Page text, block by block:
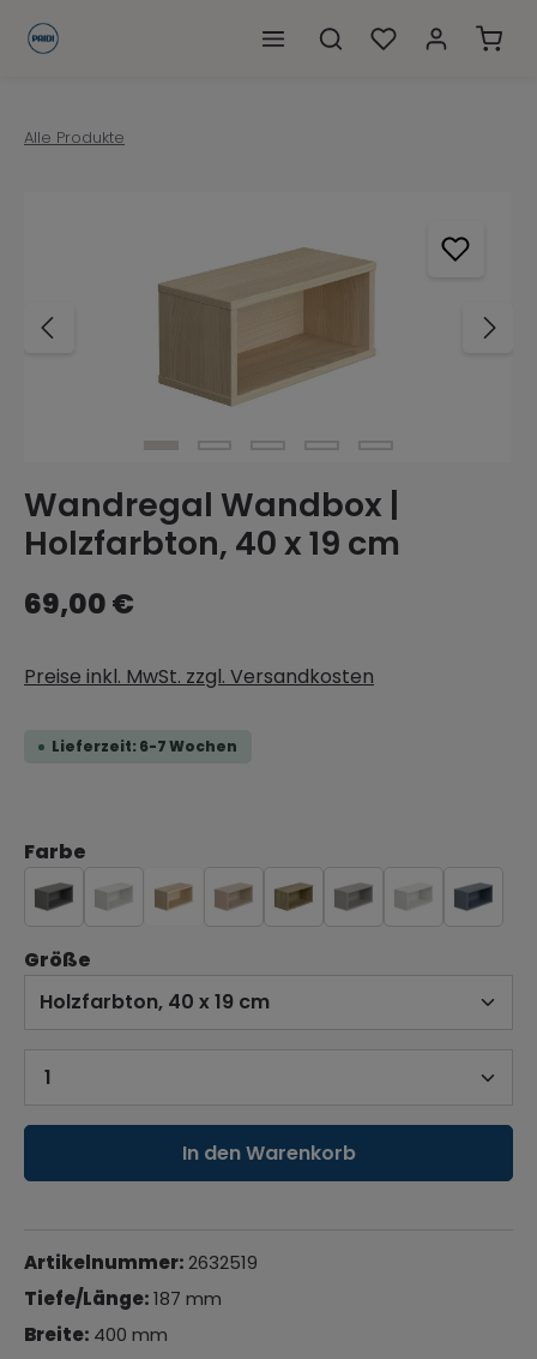
springen
Alle Produkte
Wandregal Wandbox |
Holzfarbton, 40 x 19 cm
69,00 €
Preise inkl. MwSt. zzgl. Versandkosten
Lieferzeit: 6-7 Wochen
Farbe
Größe
Produkt Anzahl: Gib den
In den Warenkorb
Artikelnummer:2632519
Tiefe/Länge:187 mm
Breite: 400 mm